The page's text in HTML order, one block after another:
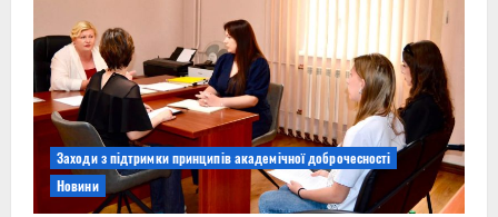
Заходи з підтримки принципів академічної доброчесності
Новини